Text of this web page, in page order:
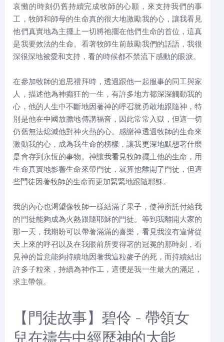
哀慟的時刻仍舊持續完成牧師的心願，來支持我們的事
工，牧師和師母的生命真的很大地激勵我的心，讓我看見
他們真實地為主擺上一切將祂擺在他們生命的首位，這真
是我要效法的生命。看著牧師生前鼓勵我們的話語，我很
深很深地被愛和支持，看的時候都不禁流下感動的眼淚。
在參加牧師的追思禮拜時，透過跟他一起服事的同工與家
人，描述他為神癲狂的一生，有許多地方都深深觸動我的
心，他的人生中不斷地因著神的呼召就勇敢地跟隨神，特
別是他在中國放膽地傳講福音，因此常常入獄，但這一切
仍舊無法熄滅他對神火熱的心。感謝神透過牧師的生命來
激動我的心，成為我生命的榜樣，讓我更深地默想著什麼
是會存到永恆的事物。神讓我看見牧師擺上他的生命，用
生命真實地影響生命來帶門徒，就算他離開了門徒，但這
些門徒因著牧師的生命而更加緊緊地跟隨耶穌。
我的內心也渴望像牧師一樣結滿了果子，使神所託付給我
的門徒能夠成為火熱跟隨耶穌的門徒。等到我離開大家的
那一天，我期盼可以帶著滿滿的喜樂，看見我沒有違背從
天上來的呼召以及在我眼前所要得著的冠冕的那時刻，看
見神的旨意能夠持續地因著我這粒麥子的死，而持續結出
許多子粒來，持續為神作工，這便是我一生最大的滿足，
求主帶領。
【門徒故事】碧伶 - 帶領女
兒在禱告中經歷神的大能